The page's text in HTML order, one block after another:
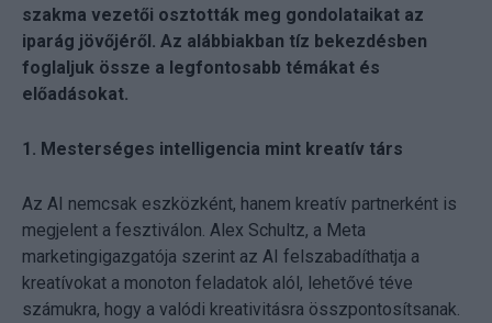
szakma vezetői osztották meg gondolataikat az
iparág jövőjéről. Az alábbiakban tíz bekezdésben
foglaljuk össze a legfontosabb témákat és
előadásokat.
1. Mesterséges intelligencia mint kreatív társ
Az AI nemcsak eszközként, hanem kreatív partnerként is
megjelent a fesztiválon. Alex Schultz, a Meta
marketingigazgatója szerint az AI felszabadíthatja a
kreatívokat a monoton feladatok alól, lehetővé téve
számukra, hogy a valódi kreativitásra összpontosítsanak.